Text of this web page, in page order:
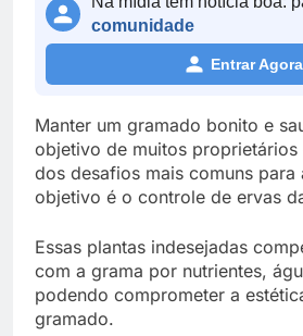
comunidade
Entrar Agora
Manter um gramado bonito e
objetivo de muitos proprietários
dos desafios mais comuns para
objetivo é o controle de ervas
Essas plantas indesejadas
com a grama por nutrientes,
podendo comprometer a
gramado.